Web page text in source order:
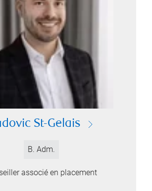
St-Gelais
B. Adm.
associé en placement